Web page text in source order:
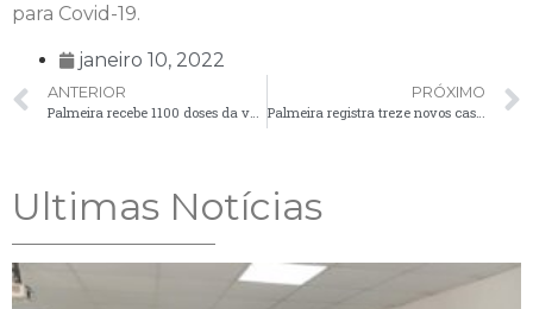
para Covid-19.
janeiro 10, 2022
ANTERIOR
PRÓXIMO
Palmeira registra treze novos casos positivos de Covid-19
Ultimas Notícias